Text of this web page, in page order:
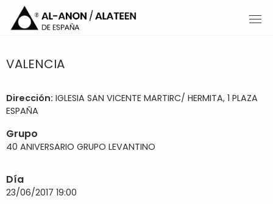
VALENCIA
Dirección: IGLESIA SAN VICENTE MARTIRC/ HERMITA, 1 PLAZA
ESPAÑA
Grupo
40 ANIVERSARIO GRUPO LEVANTINO
Día
23/06/2017 19:00